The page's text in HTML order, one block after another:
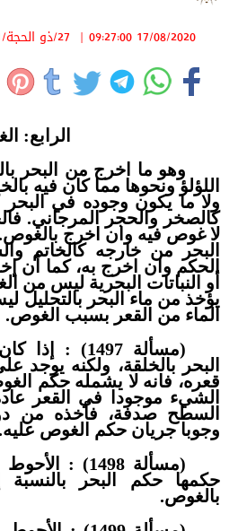
17/08/2020 09:27:00
| 27/ذو الحجة/1441
الرابع:
وهو ما اخرج من البحر
اللؤلؤ ونحوها مما كان فيه
ولا ما يكون وجوده في
كالصخر والحجر المرجاني.
لا غوص فيه وان اخرج
البحر من خارجه كالخاتم
الحكم وان اخرج به، كما أن
أو النباتات البحرية ليس من
يؤخذ من ماء البحر بالتحليل
الماء من القعر بسبب الغوص.
(مسألة 1497)
البحر بالخلقة، ولكنه يوجد
قعره، فانه لا يشمله حكم
الشيء موجودا في القعر
السطح صدفة، فأخذه من
وجوبا جريان حكم الغوص
(مسألة 1498) : الأحوط
حكمها حكم البحر
بالغوص.